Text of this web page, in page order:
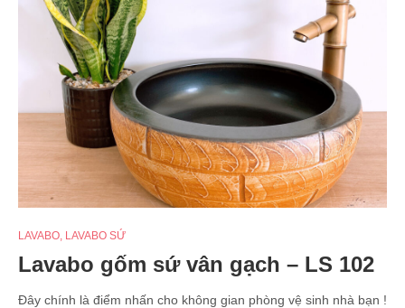
LAVABO LAVABO SỨ
Lavabo gốm sứ vân gạch – LS 102
Đây chính là điểm nhấn cho không gian phòng vệ sinh nhà bạn !